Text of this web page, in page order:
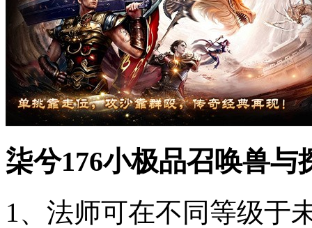
柒兮176小极品召唤兽与
1、法师可在不同等级于